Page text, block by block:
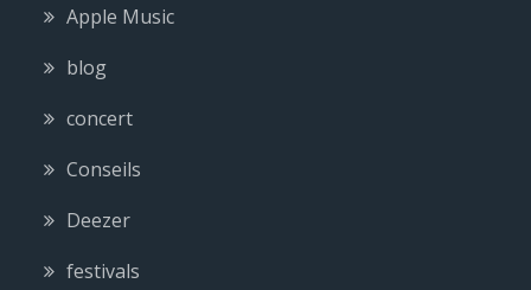
Apple Music
blog
concert
Conseils
Deezer
festivals